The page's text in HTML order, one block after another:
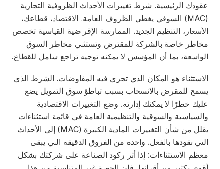
عقودك الرئيسية. شرط تغييرات الأحداث الظروفية التجارية
(MAC) السوقي يغطي الظروف العامة، الاقتصاد، قطاعك،
الأسعار، التنظيم الجديد. الممارسة الإقراضية القياسية تخصص
مخاطر خاصة بالشركة للمقترض وتستثني مخاطر السوق
الواسعة، بما أن المؤسس لا يمكنه توجيه تراجع شامل للقطاع.
الاستثناء هو المكان الذي تجري فيه المفاوضات. الشرط الذي
يسمح للمقرض بالانسحاب بسبب تباطؤ سوق التمويل يضع
عليك خطرًا لا يمكنك إدارته. وضع التغييرات الاقتصادية
والسياسية والسوقية والتنظيمية العامة في قائمة استثناءات
يقلل من شأن التغييرات المادية الكبيرة (MAC) إلى الأحداث
التي تقودها بالفعل. واحدة من الفروق الدقيقة التي يبقى
معظم الاستثناءات: إذا أثر ركود الصناعة على شركتك بشكل